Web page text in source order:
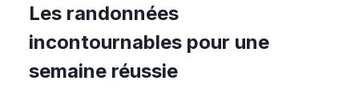
Les randonnées
incontournables pour une
semaine réussie